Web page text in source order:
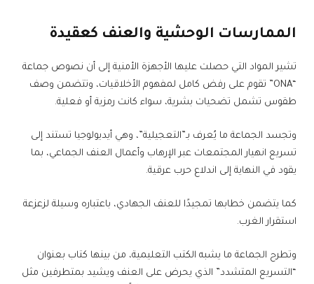
الممارسات الوحشية والعنف كعقيدة
تشير المواد التي حصلت عليها الأجهزة الأمنية إلى أن نصوص جماعة
“ONA” تقوم على رفض كامل لمفهوم الأخلاقيات، وتتضمن وصف
طقوس تشمل تضحيات بشرية، سواء كانت رمزية أو فعلية.
وتجسد الجماعة ما يُعرف بـ”التعجيلية”، وهي أيديولوجيا تستند إلى
تسريع انهيار المجتمعات عبر الإرهاب وأعمال العنف الجماعي، بما
يقود في النهاية إلى اندلاع حرب عرقية.
كما يتضمن خطابها تمجيدًا للعنف الجهادي، باعتباره وسيلة لزعزعة
استقرار الغرب.
وتطرح الجماعة ما يشبه الكتب التعليمية، من بينها كتاب بعنوان
“التسريع المتشدد” الذي يحرض على العنف ويشيد بمتطرفين مثل